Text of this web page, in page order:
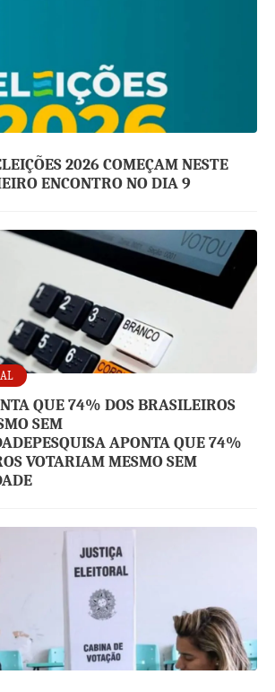
2026 COMEÇAM NESTE
ENCONTRO NO DIA 9
QUE 74% DOS BRASILEIROS
SEM
APONTA QUE 74%
VOTARIAM MESMO SEM